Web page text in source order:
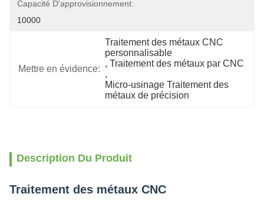
Capacité D'approvisionnement:
10000
Mettre en évidence:
Traitement des métaux CNC
personnalisable
, Traitement des métaux par CNC
,
Micro-usinage Traitement des
métaux de précision
Description Du Produit
Traitement des métaux CNC